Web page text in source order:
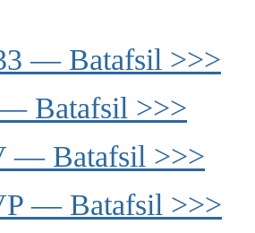
— Batafsil >>>
Batafsil >>>
— Batafsil >>>
— Batafsil >>>